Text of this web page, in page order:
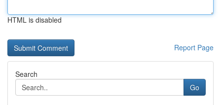
HTML is disabled
Report Page
Search
Go